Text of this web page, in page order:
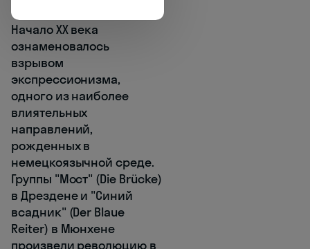
Начало XX века
ознаменовалось
взрывом
экспрессионизма,
одного из наиболее
влиятельных
направлений,
рожденных в
немецкоязычной среде.
Группы "Мост" (Die Brücke)
в Дрездене и "Синий
всадник" (Der Blaue
Reiter) в Мюнхене
произвели революцию в